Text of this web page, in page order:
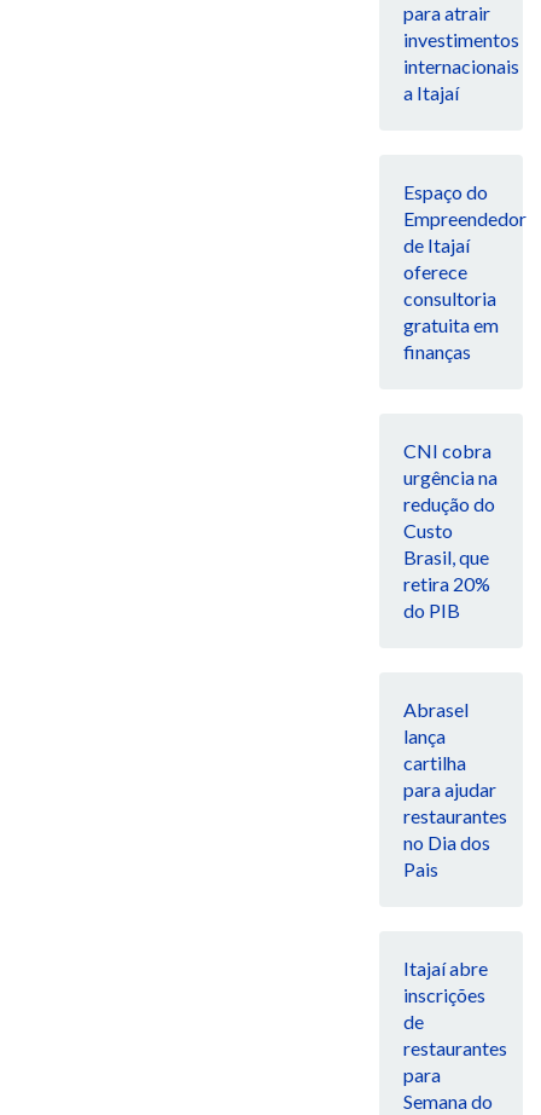
para atrair
investimentos
internacionais
a Itajaí
Espaço do
Empreendedor
de Itajaí
oferece
consultoria
gratuita em
finanças
CNI cobra
urgência na
redução do
Custo
Brasil, que
retira 20%
do PIB
Abrasel
lança
cartilha
para ajudar
restaurantes
no Dia dos
Pais
Itajaí abre
inscrições
de
restaurantes
para
Semana do